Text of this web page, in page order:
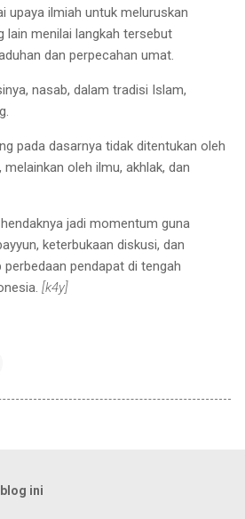
upaya ilmiah untuk meluruskan
lain menilai langkah tersebut
dan perpecahan umat.
nasab, dalam tradisi Islam,
pada dasarnya tidak ditentukan oleh
oleh ilmu, akhlak, dan
jadi momentum guna
keterbukaan diskusi, dan
pendapat di tengah
[k4y]
ini